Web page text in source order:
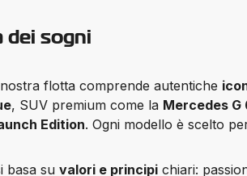
sogni
flotta comprende autentiche
, SUV premium come la Mercedes G
Edition. Ogni modello è scelto
basa su valori e principi